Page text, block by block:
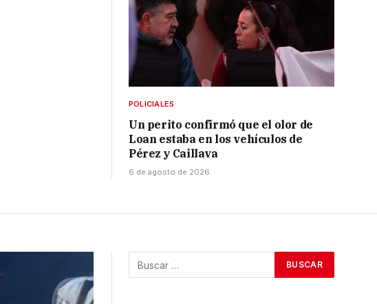
POLICIALES
Un perito confirmó que el olor de
Loan estaba en los vehículos de
Pérez y Caillava
6 de agosto de 2026